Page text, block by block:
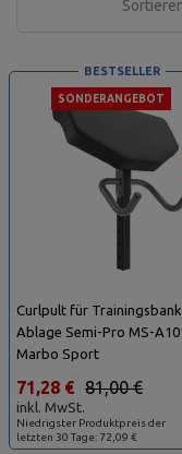
SONDERANGEBOT
BESTSELLER
Curlpult für
Ablage Semi-Pro MS-
Marbo Sport
Niedrigster Produktpreis der
letzten 30 Tage: 72,09 €
81,00 €
71,28 €
inkl. MwSt.